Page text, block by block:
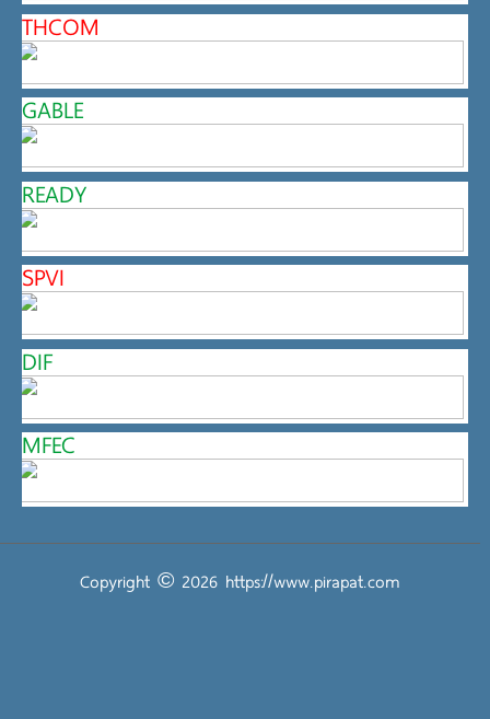
THCOM
GABLE
READY
SPVI
DIF
MFEC
Copyright © 2026 https://www.pirapat.com